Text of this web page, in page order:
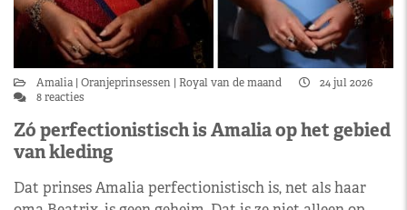
Amalia Oranjeprinsessen Royal van de maand
24 jul 2026
8 reacties
Zó perfectionistisch is Amalia op het gebied
van kleding
Dat prinses Amalia perfectionistisch is, net als haar